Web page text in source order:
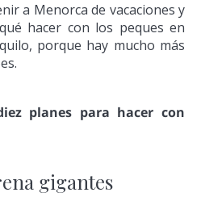
a Menorca de vacaciones y
hacer con los peques en
porque hay mucho más
planes para hacer con
gigantes